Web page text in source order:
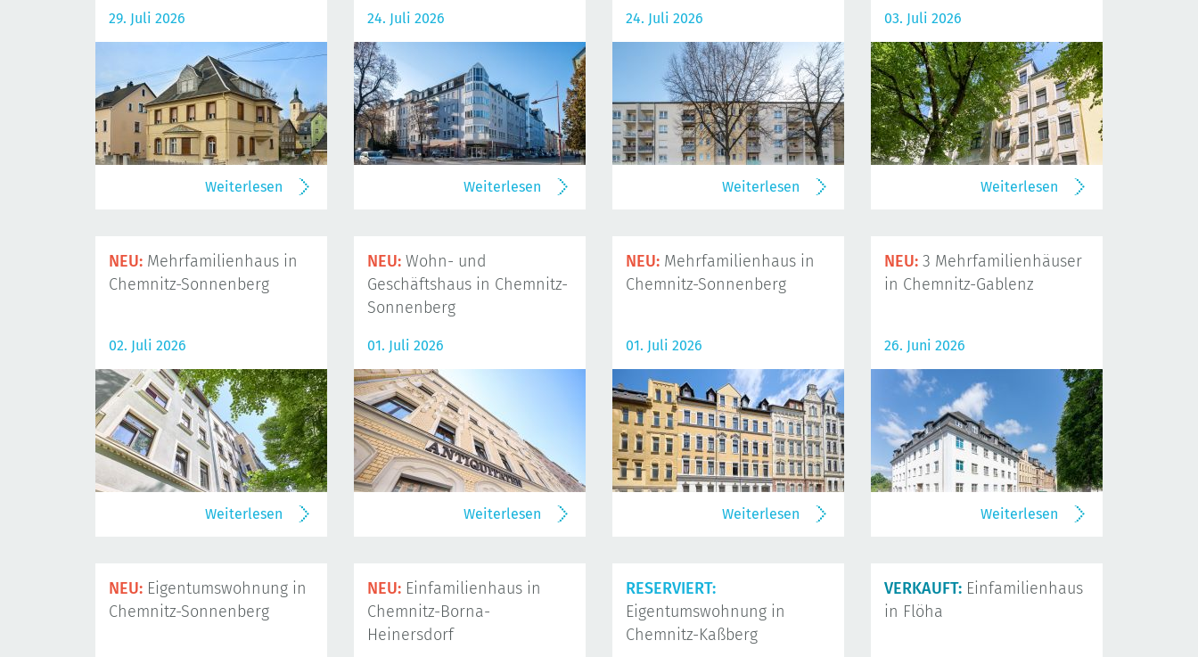
29. Juli 2026
Weiterlesen
24. Juli 2026
Weiterlesen
24. Juli 2026
Weiterlesen
03. Juli 2026
Weiterlesen
NEU: Mehrfamilienhaus in
Chemnitz-Sonnenberg
02. Juli 2026
Weiterlesen
NEU: Wohn- und
Geschäftshaus in Chemnitz-
Sonnenberg
01. Juli 2026
Weiterlesen
NEU: Mehrfamilienhaus in
Chemnitz-Sonnenberg
01. Juli 2026
Weiterlesen
NEU: 3 Mehrfamilienhäuser
in Chemnitz-Gablenz
26. Juni 2026
Weiterlesen
NEU: Eigentumswohnung in
Chemnitz-Sonnenberg
NEU: Einfamilienhaus in
Chemnitz-Borna-
Heinersdorf
RESERVIERT:
Eigentumswohnung in
Chemnitz-Kaßberg
VERKAUFT: Einfamilienhaus
in Flöha